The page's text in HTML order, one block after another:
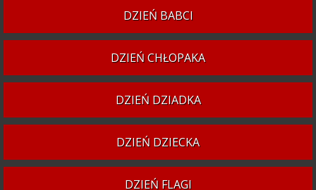
DZIEŃ BABCI
DZIEŃ CHŁOPAKA
DZIEŃ DZIADKA
DZIEŃ DZIECKA
DZIEŃ FLAGI